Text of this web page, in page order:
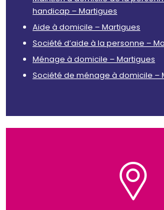
handicap – Martigues
Aide à domicile – Martigues
Société d’aide à la personne –
Ménage à domicile – Martigues
Société de ménage à domicile –